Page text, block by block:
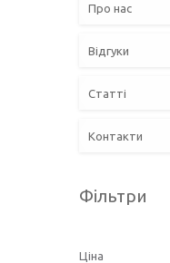
Про нас
Відгуки
Статті
Контакти
Фільтри
Ціна